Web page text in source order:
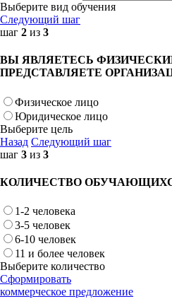
Выберите вид обучения
Следующий шаг
шаг 2 из 3
ВЫ ЯВЛЯЕТЕСЬ
ПРЕДСТАВЛЯЕТЕ
Физическое лицо
Юридическое лицо
Выберите цель
Назад Следующий шаг
шаг 3 из 3
КОЛИЧЕСТВО
1-2 человека
3-5 человек
6-10 человек
11 и более человек
Выберите количество
Сформировать
коммерческое предложение